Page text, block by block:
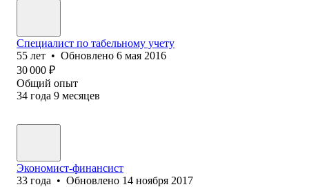
Специалист по табельному учету
55 лет • Обновлено 6 мая 2016
30 000 ₽
Общий опыт
34 года 9 месяцев
Экономист-финансист
33 года • Обновлено 14 ноября 2017